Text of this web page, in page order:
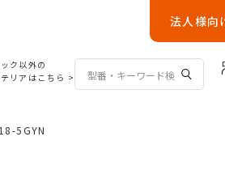
法人様向
ク以外の
リアはこちら >
5GYN